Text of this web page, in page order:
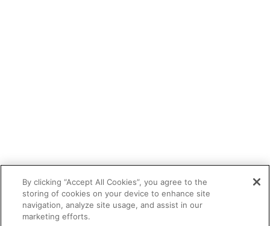
By clicking “Accept All Cookies”, you agree to the
storing of cookies on your device to enhance site
navigation, analyze site usage, and assist in our
marketing efforts.